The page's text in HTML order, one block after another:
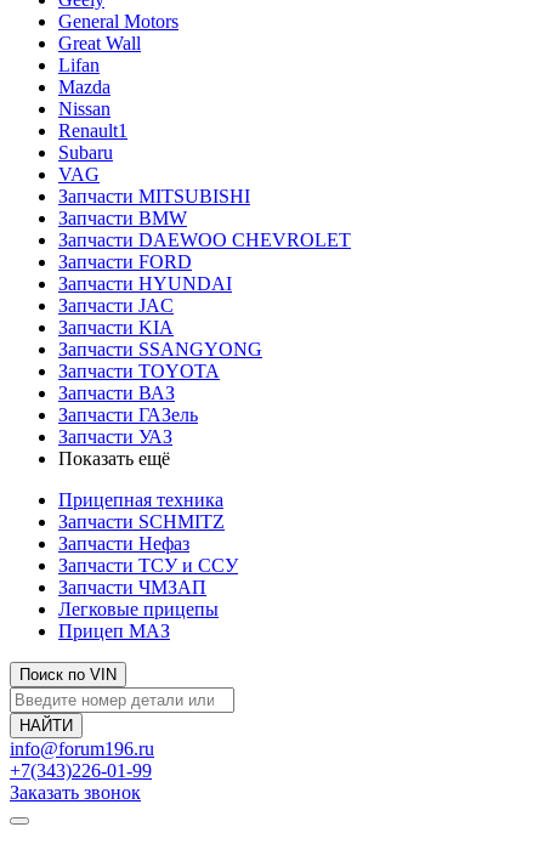
General Motors
Great Wall
Lifan
Mazda
Nissan
Renault1
Subaru
VAG
Запчасти MITSUBISHI
Запчасти BMW
Запчасти DAEWOO CHEVROLET
Запчасти FORD
Запчасти HYUNDAI
Запчасти JAC
Запчасти KIA
Запчасти SSANGYONG
Запчасти TOYOTA
Запчасти ВАЗ
Запчасти ГАЗель
Запчасти УАЗ
Показать ещё
Прицепная техника
Запчасти SCHMITZ
Запчасти Нефаз
Запчасти ТСУ и ССУ
Запчасти ЧМЗАП
Легковые прицепы
Прицеп МАЗ
Поиск по VIN
info@forum196.ru
+7(343)226-01-99
Заказать звонок